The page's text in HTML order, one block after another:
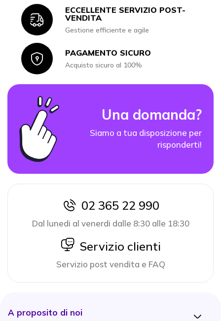
Icon
ECCELLENTE SERVIZIO POST-
VENDITA
Gestione efficiente e agile
IconPAGAMENTO SICURO
Acquisto sicuro al 100%
Una domanda?
Siamo a tua disposizione per
risponderti!
icon
02 365 22 990
Dal lunedi al venerdi dalle 8:30 alle 18:30
icon
Servizio clienti
Servizio post vendita e FAQ
A proposito di noi